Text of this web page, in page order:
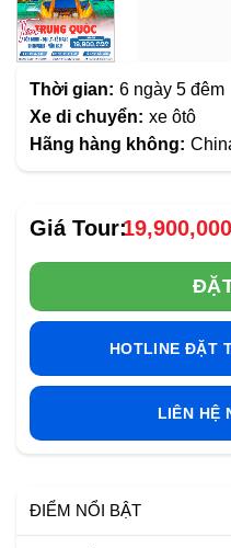
Thời gian: 6 ngày 5 đêm
Xe di chuyển: xe ôtô
Hãng hàng không:
19,900,000
HOTLINE ĐẶT
LIÊN HỆ
ĐIỂM NỔI BẬT